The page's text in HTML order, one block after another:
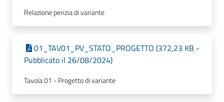
Relazione perizia di variante
01_TAV01_PV_STATO_PROGETTO (372,23 KB -
Pubblicato il 26/08/2024)
Tavola 01 - Progetto di variante